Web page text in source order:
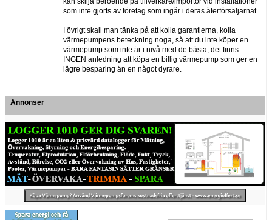
som inte gjorts av företag som ingår i deras återförsäljarnät.
I övrigt skall man tänka på att kolla garantierna, kolla
värmepumpens beteckning noga, så att du inte köper en
värmepump som inte är i nivå med de bästa, det finns
INGEN anledning att köpa en billig värmepump som ger en
lägre besparing än en något dyrare.
Annonser